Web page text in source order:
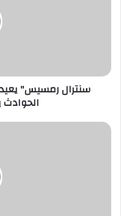
ر
سنترال رمسيس" يعيد
الحوادث